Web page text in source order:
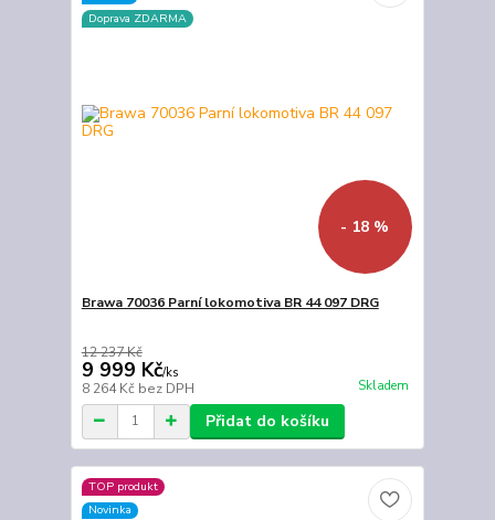
Doprava ZDARMA
- 18 %
Brawa 70036 Parní lokomotiva BR 44 097 DRG
12 237 Kč
9 999 Kč/ks
8 264 Kč bez DPH Skladem
Přidat do košíku
TOP produkt
Novinka